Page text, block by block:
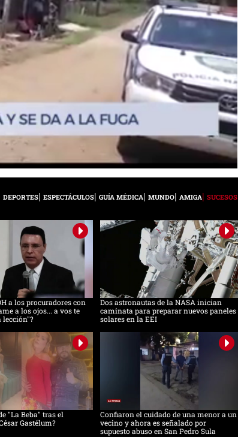
DEPORTES ESPECTÁCULOS GUÍA MÉDICA MUNDO AMIGA SUCESOS
a los procuradores con
a los ojos... a vos te
lección"?
Dos astronautas de la NASA inician
caminata para preparar nuevos paneles
solares en la EEI
"La Beba" tras el
Gastélum?
Confiaron el cuidado de una menor a un
vecino y ahora es señalado por
supuesto abuso en San Pedro Sula